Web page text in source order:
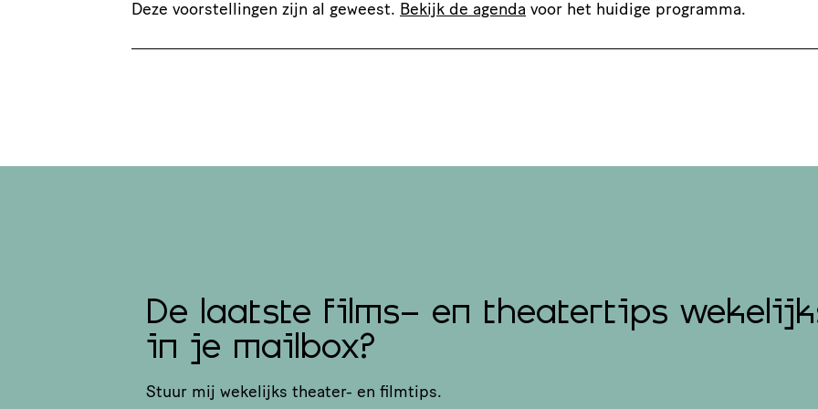
Deze voorstellingen zijn al geweest. Bekijk de agenda voor het huidige programma.
De laatste films- en theatertips
in je mailbox?
Stuur mij wekelijks theater- en filmtips.